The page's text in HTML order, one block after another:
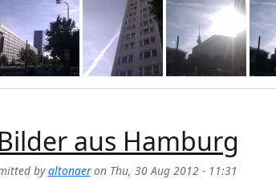
aus Hamburg
byaltonaeron Thu, 30 Aug 2012 - 11:31